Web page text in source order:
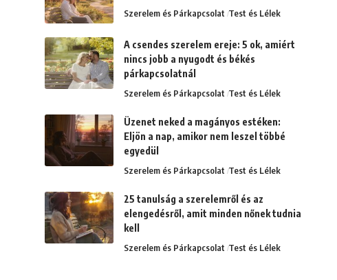
Szerelem és Párkapcsolat Test és Lélek
A csendes szerelem ereje: 5 ok, amiért
nincs jobb a nyugodt és békés
párkapcsolatnál
Szerelem és Párkapcsolat Test és Lélek
Üzenet neked a magányos estéken:
Eljön a nap, amikor nem leszel többé
egyedül
Szerelem és Párkapcsolat Test és Lélek
25 tanulság a szerelemről és az
elengedésről, amit minden nőnek tudnia
kell
Szerelem és Párkapcsolat Test és Lélek